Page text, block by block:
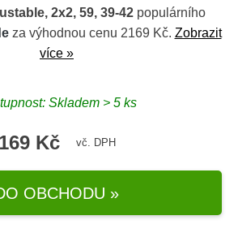
2x2, 59, 39-42populárního
za výhodnou cenu 2169 Kč. Zobrazit
více »
Skladem > 5 ks
Kč vč. DPH
OBCHODU »